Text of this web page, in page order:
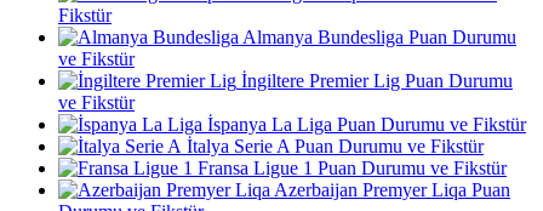
Fikstür
Almanya Bundesliga Puan Durumu
ve Fikstür
İngiltere Premier Lig Puan Durumu
ve Fikstür
İspanya La Liga Puan Durumu ve Fikstür
İtalya Serie A Puan Durumu ve Fikstür
Fransa Ligue 1 Puan Durumu ve Fikstür
Azerbaijan Premyer Liqa Puan